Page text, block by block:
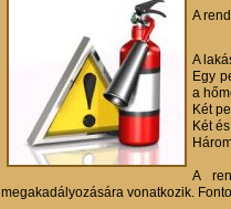
A
A
Egy
a
Két
Két
A
megakadályozására vonatkozik.